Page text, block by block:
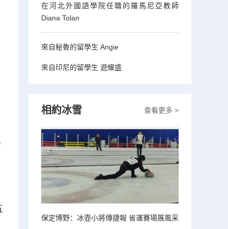
在河北外國語學院任職的羅馬尼亞教師
Diana Tolan
來自秘魯的留學生 Angie
來自印尼的留學生 遊耀盛
查看更多 >
相約冰雪
保定博野：冰壺小將傳捷報 省運賽場展風采